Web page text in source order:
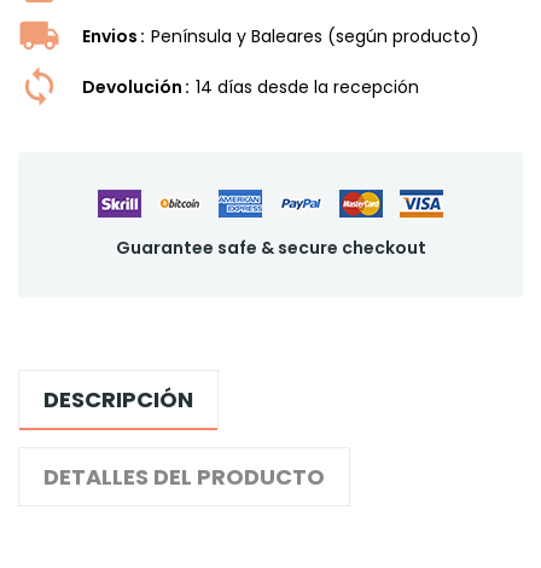
Envios Península y Baleares (según producto)
Devolución 14 dí­as desde la recepción
Guarantee safe & secure checkout
DESCRIPCIÓN
DETALLES DEL PRODUCTO